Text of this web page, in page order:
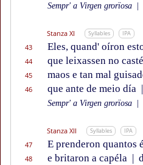
Sempr' a Virgen grorïosa
Stanza XI Syllables IPA
43 Eles, quand' oíron
44 que leixassen no
45 maos e tan mal
46 que ante de meio día |
Sempr' a Virgen grorïosa
Stanza XII Syllables IPA
47 E prenderon quantos
48 e britaron a capéla |